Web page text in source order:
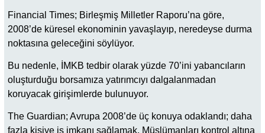
Financial Times; Birleşmiş Milletler Raporu’na göre,
2008’de küresel ekonominin yavaşlayıp, neredeyse durma
noktasına geleceğini söylüyor.
Bu nedenle, İMKB tedbir olarak yüzde 70’ini yabancıların
oluşturduğu borsamıza yatırımcıyı dalgalanmadan
koruyacak girişimlerde bulunuyor.
The Guardian; Avrupa 2008’de üç konuya odaklandı; daha
fazla kişiye iş imkanı sağlamak, Müslümanları kontrol altına